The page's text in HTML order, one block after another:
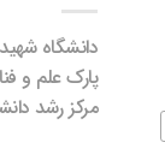
دانشگاه
پارک علم و
مرکز رشد